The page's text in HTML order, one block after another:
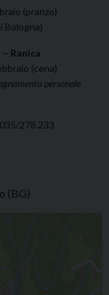
(pranzo)
Bologna)
Ranica
(cena)
personale
278.233
(BG)